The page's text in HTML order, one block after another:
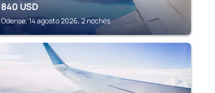
840 USD
Odense, 14 agosto 2026, 2 noches
ODENSE